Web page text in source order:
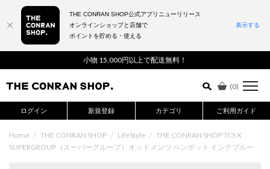
小物 15,000円以上で配送無料！
(0)
ログイン 新規登録 カテゴリ ご利用ガイド
詳細検索はこちら
Home / THE CONRAN SHOP / LifeStyle / THE CONRAN SHOP TCS X
SUPERGROUP（スーパーグループ）オッドメンツ ペンポット インクブルー
THE CONRAN SHOP公式アプリニューリリース
オンラインショップと店舗で
ポイントを貯める・使える
表示する